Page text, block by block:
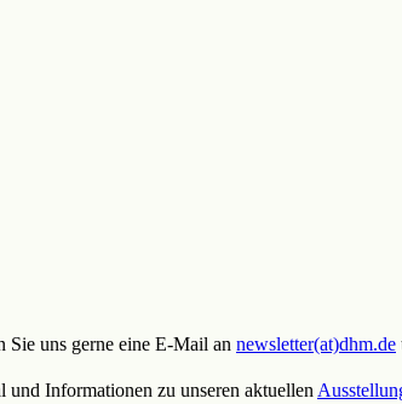
uns gerne eine E-Mail an newsletter(at)dhm.de
und Informationen zu unseren aktuellen